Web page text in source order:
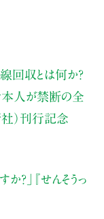
線回収とは何か？
人が禁断の全
社）刊行記念
？」
『せんそうっ